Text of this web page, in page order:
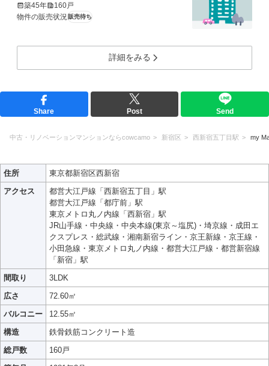
築45年
160戸
物件の販売状況 販売待ち
詳細をみる
Share Post Send
中古・リノベーションマンションならcowcamo 新宿区 西新宿五丁目駅 my
住所
東京都新宿区西新宿
アクセス
都営大江戸線「西新宿五丁目」駅
都営大江戸線「都庁前」駅
東京メトロ丸ノ内線「西新宿」駅
JR山手線・中央線・中央本線(東京～塩尻)・埼京線・成田エ
クスプレス・総武線・湘南新宿ライン・京王新線・京王線・
小田急線・東京メトロ丸ノ内線・都営大江戸線・都営新宿線
「新宿」駅
間取り
3LDK
広さ
72.60㎡
バルコニー
12.55㎡
構造
鉄骨鉄筋コンクリート造
総戸数
160戸